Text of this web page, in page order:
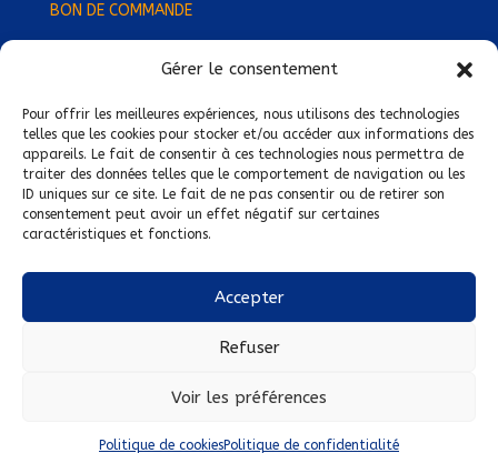
Gérer le consentement
Pour offrir les meilleures expériences, nous utilisons des technologies
telles que les cookies pour stocker et/ou accéder aux informations des
appareils. Le fait de consentir à ces technologies nous permettra de
traiter des données telles que le comportement de navigation ou les
ID uniques sur ce site. Le fait de ne pas consentir ou de retirer son
consentement peut avoir un effet négatif sur certaines
caractéristiques et fonctions.
Accepter
Refuser
Voir les préférences
Politique de cookiesPolitique de confidentialité
BON DE COMMANDE
Devenez Délégué·e Régional·e !
Trouvez-nous près de chez vous !
Mentions légales
Conditions générales de vente
Politique de confidentialité